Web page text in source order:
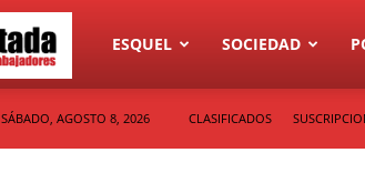
Diario
ESQUEL SOCIEDAD
SÁBADO, AGOSTO 8, 2026 CLASIFICADOS